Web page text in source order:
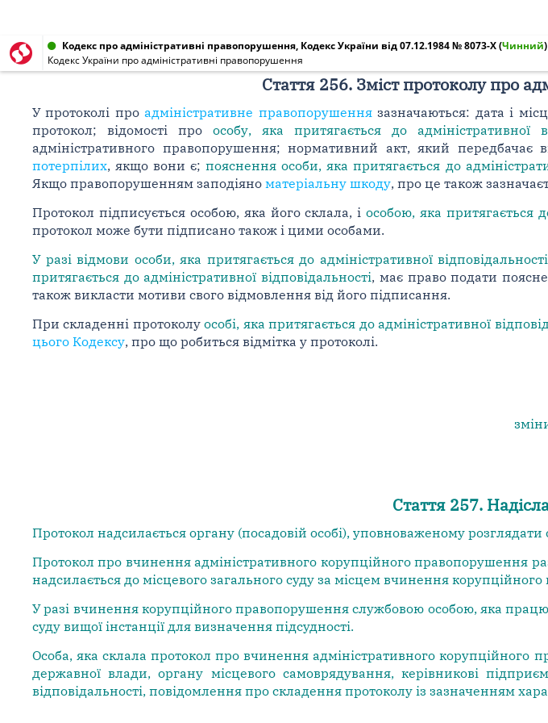
Кодекс про адміністративні правопорушення, Кодекс України від 07.12.1984 № 8073-X(Чинний)
Кодекс України про адміністративні правопорушення